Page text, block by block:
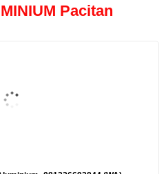
Pacitan